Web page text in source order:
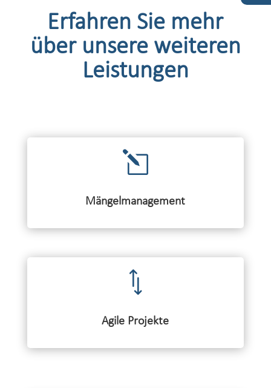
Erfahren Sie mehr
über unsere weiteren
Leistungen
l
Mängelmanagement
*
Agile Projekte